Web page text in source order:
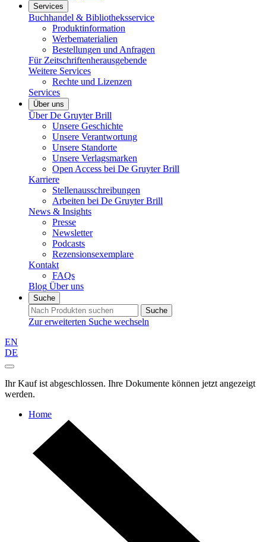
Services
Buchhandel & Bibliotheksservice
Produktinformation
Werbematerialien
Bestellungen und Anfragen
Für Zeitschriftenherausgebende
Weitere Services
Rechte und Lizenzen
Services
Über uns
Über De Gruyter Brill
Unsere Geschichte
Unsere Verantwortung
Unsere Standorte
Unsere Verlagsmarken
Open Access bei De Gruyter Brill
Karriere
Stellenausschreibungen
Arbeiten bei De Gruyter Brill
News & Insights
Presse
Newsletter
Podcasts
Rezensionsexemplare
Kontakt
FAQs
Blog Über uns
Suche
Suche
Zur erweiterten Suche wechseln
EN
DE
Ihr Kauf ist abgeschlossen. Ihre Dokumente können jetzt angezeigt
werden.
Home